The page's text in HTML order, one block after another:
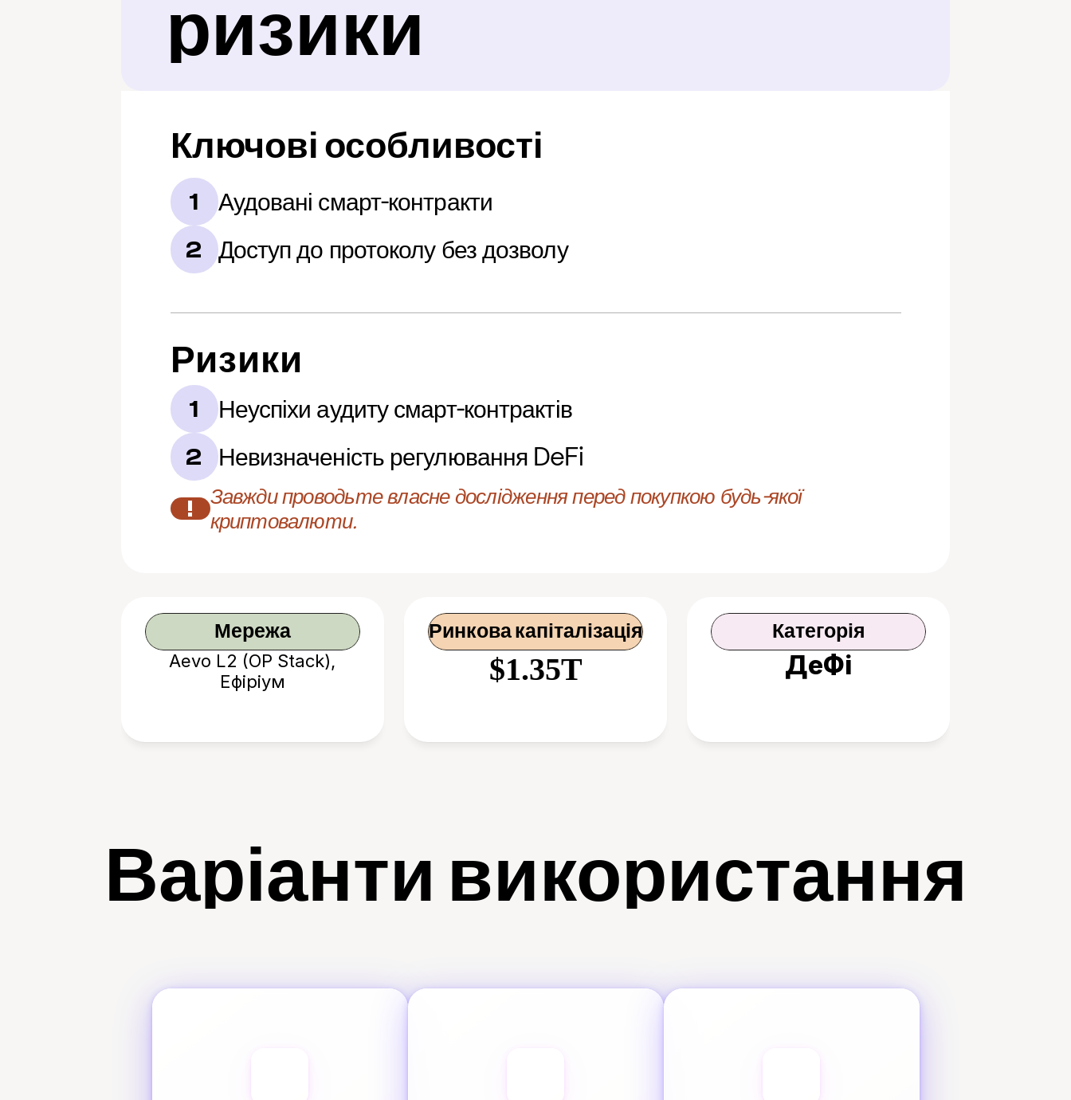
ризики
Ключові особливості
1 Аудовані смарт-контракти
2 Доступ до протоколу без дозволу
Ризики
1 Неуспіхи аудиту смарт-контрактів
2 Невизначеність регулювання DeFi
!
Завжди проводьте власне дослідження перед покупкою будь-якої
криптовалюти.
Мережа
Aevo L2 (OP Stack),
Ефіріум
Ринкова капіталізація
$1.35T
Категорія
ДеФі
Варіанти використання